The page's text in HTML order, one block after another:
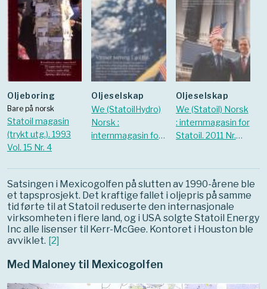
Oljeboring
Bare på norsk
Statoil magasin
(trykt utg.). 1993
Vol. 15 Nr. 4
oljeselskap
We (StatoilHydro)
Norsk :
internmagasin for
oljeselskap
We (Statoil) Norsk
: internmagasin for
Statoil. 2011 Nr.
Satsingen i Mexicogolfen på slutten av 1990-årene ble
et tapsprosjekt. Det kraftige fallet i oljepris på samme
tid førte til at Statoil reduserte den internasjonale
virksomheten i flere land, og i USA solgte Statoil Energy
Inc alle lisenser til Kerr-McGee. Kontoret i Houston ble
avviklet. [2]
Med Maloney til Mexicogolfen